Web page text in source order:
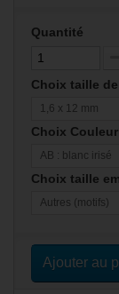
Quantité
Choix taille
1,6 x 12 mm
Choix
AB : blanc irisé
Choix taille
Autres (motifs)
Ajouter au